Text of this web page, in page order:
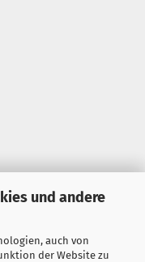
und andere
auch von
der Website zu